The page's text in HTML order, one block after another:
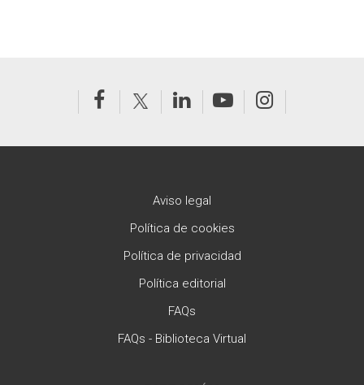
Aviso legal
Política de cookies
Política de privacidad
Política editorial
FAQs
FAQs - Biblioteca Virtual